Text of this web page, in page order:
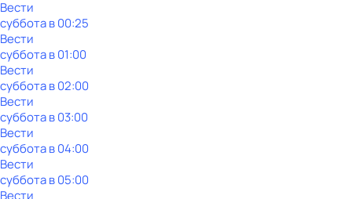
Вести
субботав00:25
Вести
субботав01:00
Вести
субботав02:00
Вести
субботав03:00
Вести
субботав04:00
Вести
субботав05:00
Вести